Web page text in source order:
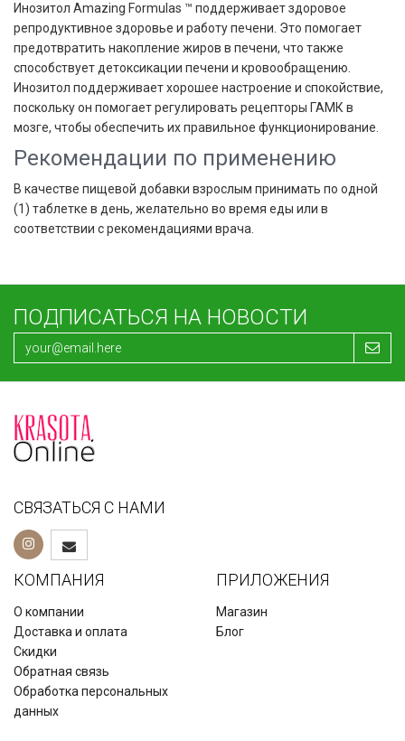
Инозитол Amazing Formulas ™ поддерживает здоровое
репродуктивное здоровье и работу печени. Это помогает
предотвратить накопление жиров в печени, что также
способствует детоксикации печени и кровообращению.
Инозитол поддерживает хорошее настроение и спокойствие,
поскольку он помогает регулировать рецепторы ГАМК в
мозге, чтобы обеспечить их правильное функционирование.
Рекомендации по применению
В качестве пищевой добавки взрослым принимать по одной
(1) таблетке в день, желательно во время еды или в
соответствии с рекомендациями врача.
ПОДПИСАТЬСЯ НА НОВОСТИ
СВЯЗАТЬСЯ С НАМИ
КОМПАНИЯ
О компании
Доставка и оплата
Скидки
Обратная связь
Обработка персональных
данных
ПРИЛОЖЕНИЯ
Магазин
Блог